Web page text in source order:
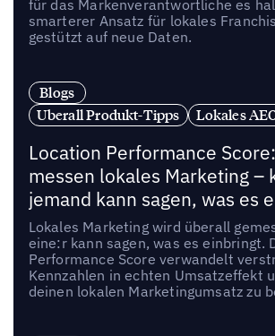
für das Markenverantwortliche es
smarterer Ansatz für lokales
gestützt auf neue Daten.
Blogs
Uberall Produkt-Tipps
Lokales
Location Performance
messen lokales Marketing –
jemand kann sagen, was es
Lokales Marketing wird überall
eine:r kann sagen, was es einbringt.
Performance Score verwandelt
Kennzahlen in echten Umsatzeffekt
deinen lokalen Marketingumsatz zu